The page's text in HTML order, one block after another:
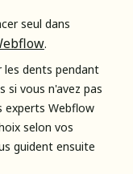
seul dans
.
les dents pendant
si vous n'avez pas
experts Webflow
selon vos
guident ensuite